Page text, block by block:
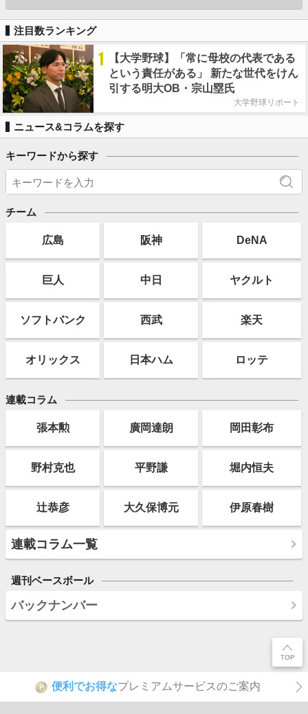
注目数ランキング
1
【大学野球】「常に母校の代表である
という責任がある」 新たな世代をけん
引する明大OB・宗山塁氏
大学野球リポート
ニュース&コラムを探す
キーワードから探す
チーム
広島 阪神 DeNA
巨人 中日 ヤクルト
ソフトバンク 西武 楽天
オリックス 日本ハム ロッテ
連載コラム
張本勲 廣岡達朗 岡田彰布
野村克也 平野謙 堀内恒夫
辻恭彦 大久保博元 伊原春樹
連載コラム一覧
週刊ベースボール
バックナンバー
P 便利でお得なプレミアムサービスのご案内